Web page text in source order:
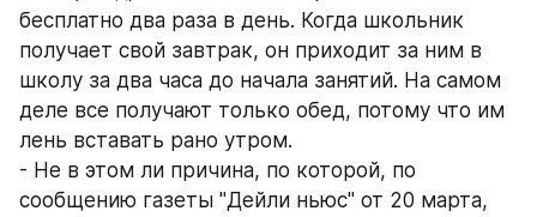
бесплатно два раза в день. Когда школьник
получает свой завтрак, он приходит за ним в
школу за два часа до начала занятий. На самом
деле все получают только обед, потому что им
лень вставать рано утром.
- Не в этом ли причина, по которой, по
сообщению газеты "Дейли ньюс" от 20 марта,